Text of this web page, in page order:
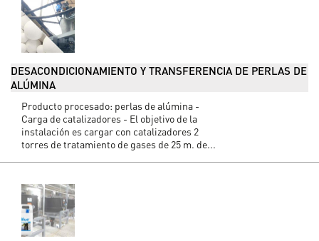
DESACONDICIONAMIENTO Y TRANSFERENCIA DE PERLAS DE
ALÚMINA
Producto procesado: perlas de alúmina -
Carga de catalizadores - El objetivo de la
instalación es cargar con catalizadores 2
torres de tratamiento de gases de 25 m. de...